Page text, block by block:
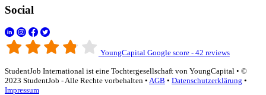
Social
YoungCapital Google score - 42 reviews
StudentJob International ist eine Tochtergesellschaft von YoungCapital • ©
2023 StudentJob - Alle Rechte vorbehalten • AGB • Datenschutzerklärung •
Impressum